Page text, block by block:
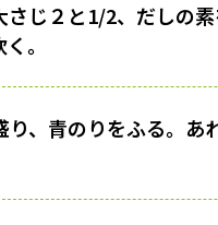
じ２と1/2、だしの
。
、青のりをふる。あ